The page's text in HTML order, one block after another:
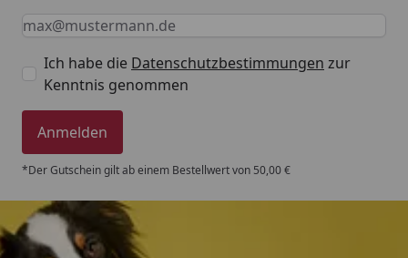
Keine Eingabe erforderlich
Eingabe erforderlich
E-Mail *
Ich habe die Datenschutzbestimmungen zur
Kenntnis genommen
Anmelden
*Der Gutschein gilt ab einem Bestellwert von 50,00 €